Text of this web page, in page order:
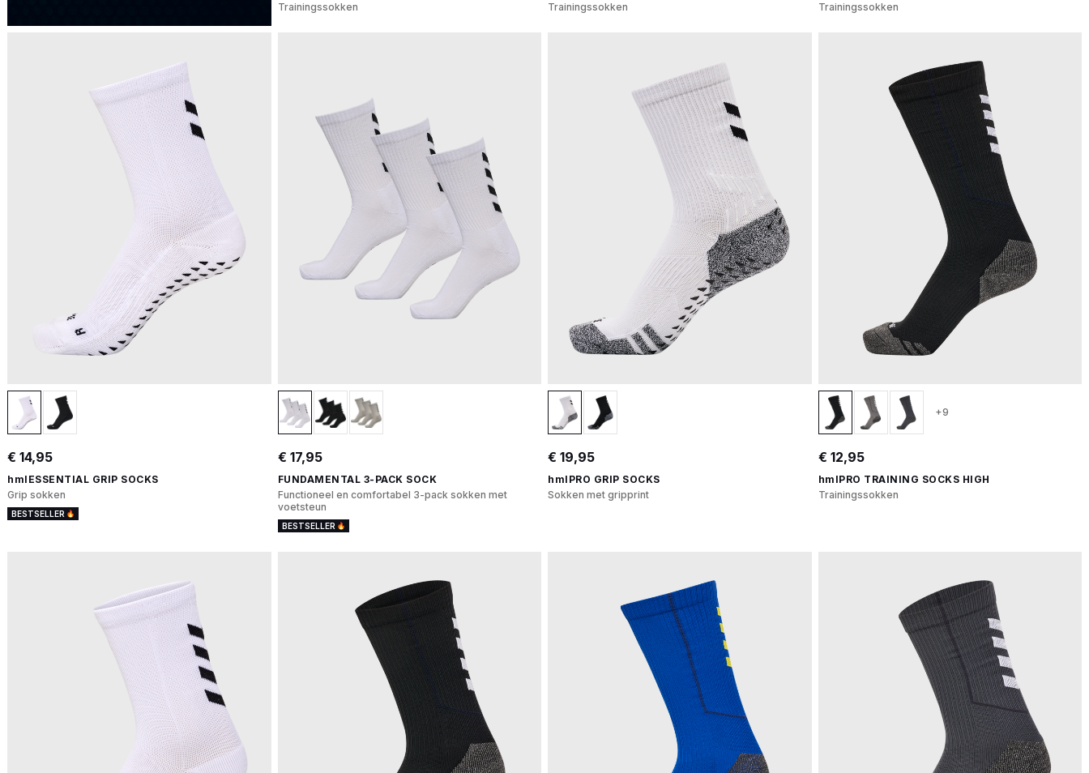
Trainingssokken
Trainingssokken
Trainingssokken
€ 14,95
hmlESSENTIAL GRIP SOCKS
Grip sokken
BESTSELLER
€ 17,95
FUNDAMENTAL 3-PACK SOCK
Functioneel en comfortabel 3-pack sokken met
voetsteun
BESTSELLER
€ 19,95
hmlPRO GRIP SOCKS
Sokken met gripprint
+9
€ 12,95
hmlPRO TRAINING SOCKS HIGH
Trainingssokken